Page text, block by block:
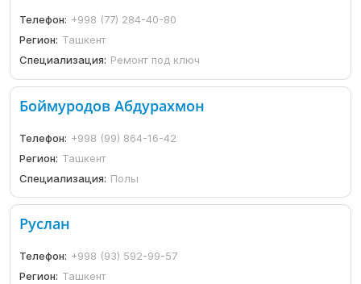
Телефон: +998 (77) 284-40-80
Регион: Ташкент
Специализация: Ремонт под ключ
Боймуродов Абдурахмон
Телефон: +998 (99) 864-16-42
Регион: Ташкент
Специализация: Полы
Руслан
Телефон: +998 (93) 592-99-57
Регион: Ташкент